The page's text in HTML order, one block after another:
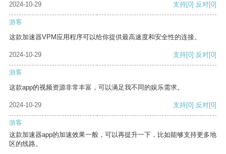
2024-10-29
支持[0] 反对[0]
游客
这款加速器VPM应用程序可以给你提供最高速度和安全性的连接。
2024-10-29 支持[0] 反对[0]
游客
这款app的视频资源非常丰富，可以满足我不同的娱乐需求。
2024-10-29 支持[0] 反对[0]
游客
这款加速器app的加速效果一般，可以再提升一下，比如能够支持更多地
区的线路。